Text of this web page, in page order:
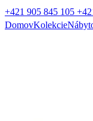
+421 905 845 105
DomovKolekcie